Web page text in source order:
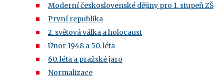
Moderní československé dějiny pro 1. stupeň ZŠ
První republika
2. světová válka a holocaust
Únor 1948 a 50. léta
60. léta a pražské jaro
Normalizace